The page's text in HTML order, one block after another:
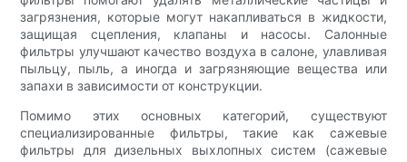
загрязнения, которые могут накапливаться в жидкости,
защищая сцепления, клапаны и насосы. Салонные
фильтры улучшают качество воздуха в салоне, улавливая
пыльцу, пыль, а иногда и загрязняющие вещества или
запахи в зависимости от конструкции.
Помимо этих основных категорий, существуют
специализированные фильтры, такие как сажевые
фильтры для дизельных выхлопных систем (сажевые